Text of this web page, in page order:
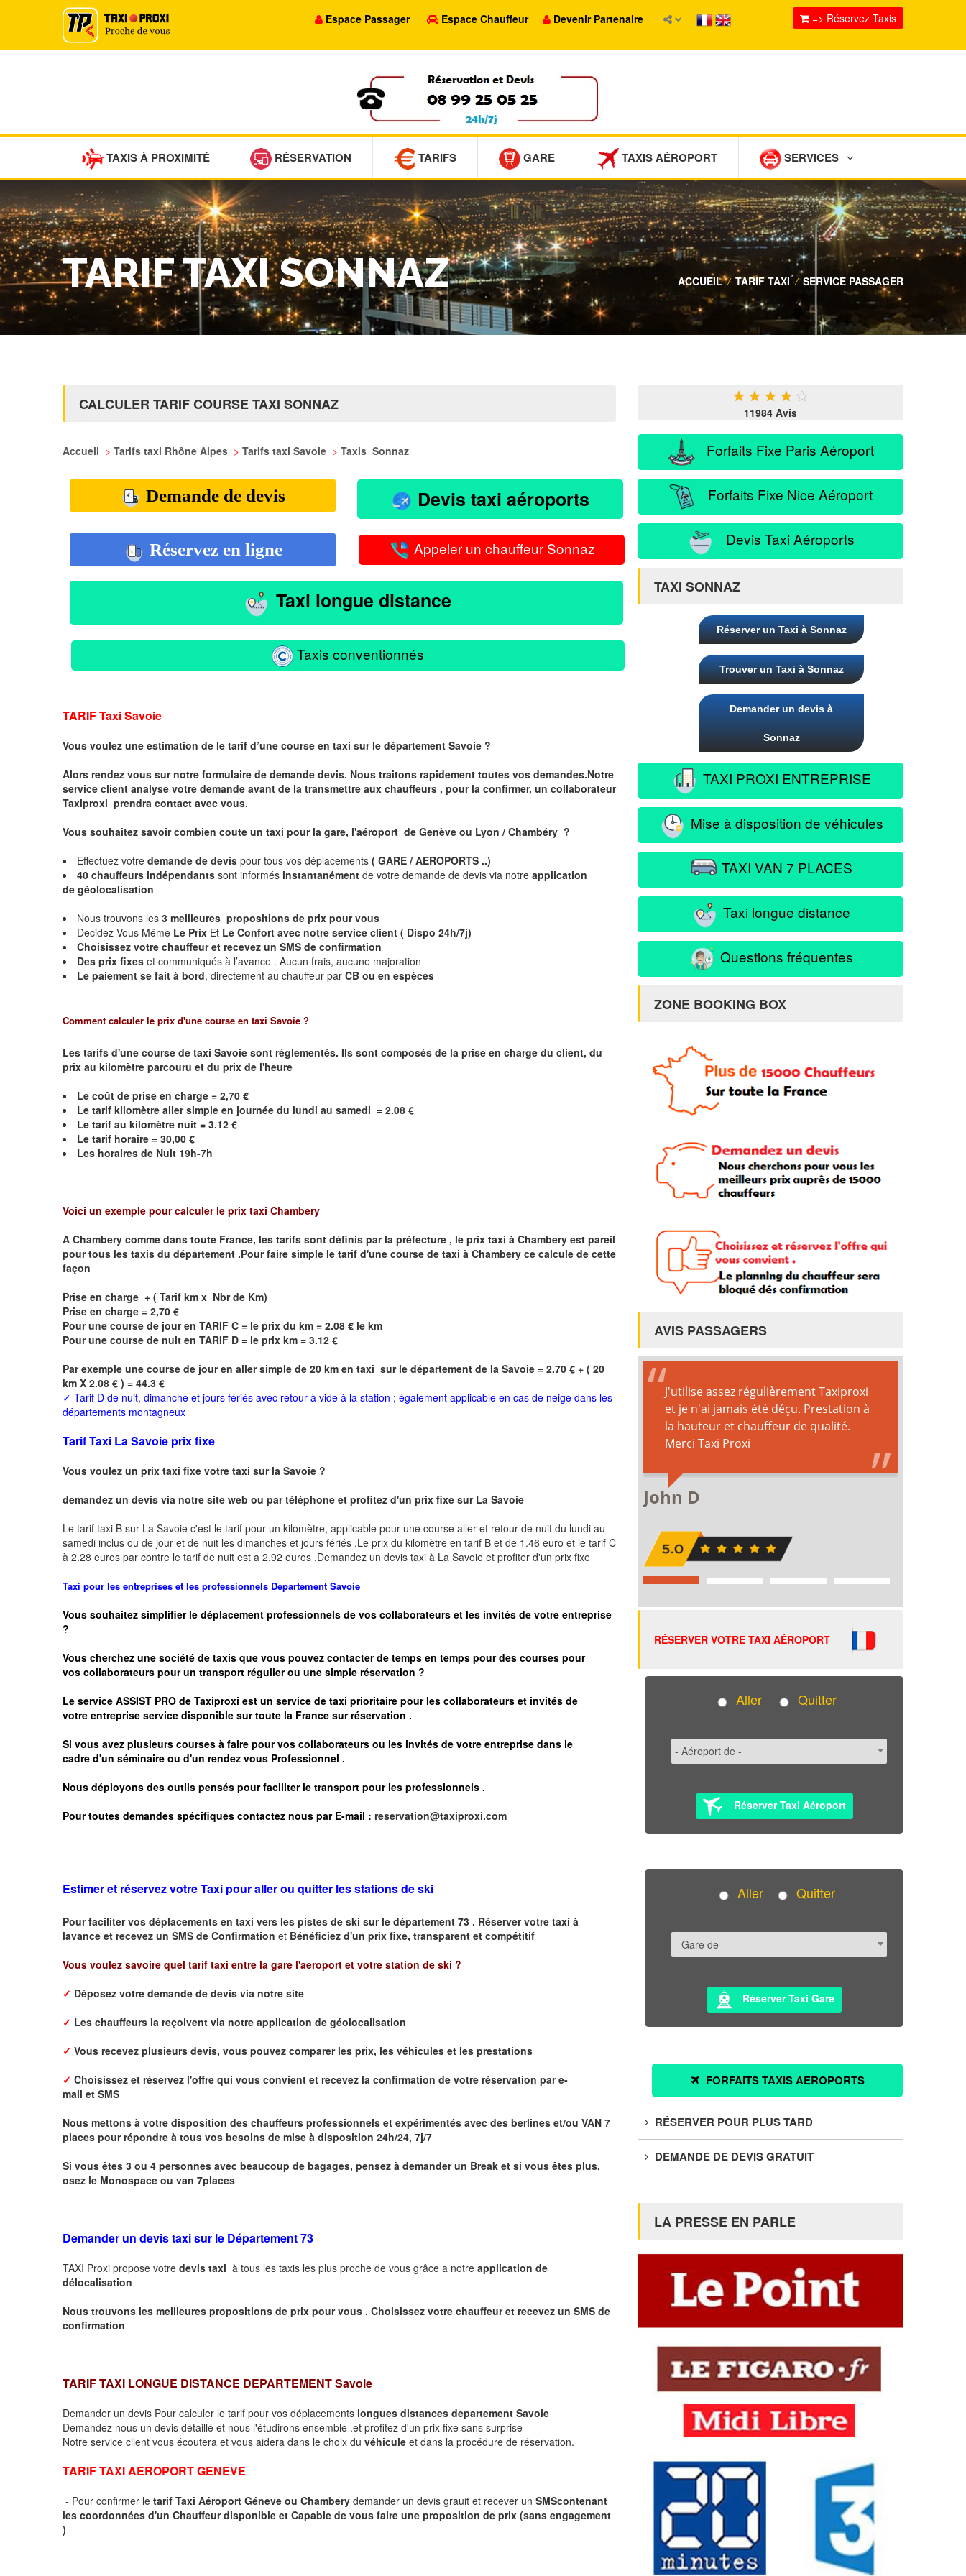
Espace Passager Espace Chauffeur Devenir Partenaire => Réservez Taxis
TAXIS À PROXIMITÉ RÉSERVATION TARIFS GARE TAXIS AÉROPORT SERVICES
TARIF TAXI SONNAZ ACCUEIL / TARIF TAXI / SERVICE PASSAGER
CALCULER TARIF COURSE TAXI SONNAZ
Accueil > Tarifs taxi Rhône Alpes > Tarifs taxi Savoie > Taxis Sonnaz
Demande de devis Devis taxi aéroports
Réservez en ligne Appeler un chauffeur Sonnaz
Taxi longue distance
Taxis conventionnés
TARIF Taxi Savoie
Vous voulez une estimation de le tarif d’une course en taxi sur le département Savoie ?
Alors rendez vous sur notre formulaire de demande devis. Nous traitons rapidement toutes vos demandes.Notre
service client analyse votre demande avant de la transmettre aux chauffeurs , pour la confirmer, un collaborateur
Taxiproxi prendra contact avec vous.
Vous souhaitez savoir combien coute un taxi pour la gare, l'aéroport de Genève ou Lyon / Chambéry ?
Effectuez votre demande de devis pour tous vos déplacements ( GARE / AEROPORTS ..)
40 chauffeurs indépendants sont informés instantanément de votre demande de devis via notre application
de géolocalisation
Nous trouvons les 3 meilleures propositions de prix pour vous
Decidez Vous Même Le Prix Et Le Confort avec notre service client ( Dispo 24h/7j)
Choisissez votre chauffeur et recevez un SMS de confirmation
Des prix fixes et communiqués à l’avance . Aucun frais, aucune majoration
Le paiement se fait à bord, directement au chauffeur par CB ou en espèces
Comment calculer le prix d'une course en taxi Savoie ?
Les tarifs d'une course de taxi Savoie sont réglementés. Ils sont composés de la prise en charge du client, du
prix au kilomètre parcouru et du prix de l'heure
Le coût de prise en charge = 2,70 €
Le tarif kilomètre aller simple en journée du lundi au samedi = 2.08 €
Le tarif au kilomètre nuit = 3.12 €
Le tarif horaire = 30,00 €
Les horaires de Nuit 19h-7h
Voici un exemple pour calculer le prix taxi Chambery
A Chambery comme dans toute France, les tarifs sont définis par la préfecture , le prix taxi à Chambery est pareil
pour tous les taxis du département .Pour faire simple le tarif d'une course de taxi à Chambery ce calcule de cette
façon
Prise en charge + ( Tarif km x Nbr de Km)
Prise en charge = 2,70 €
Pour une course de jour en TARIF C = le prix du km = 2.08 € le km
Pour une course de nuit en TARIF D = le prix km = 3.12 €
Par exemple une course de jour en aller simple de 20 km en taxi sur le département de la Savoie = 2.70 € + ( 20
km X 2.08 € ) = 44.3 €
✓ Tarif D de nuit, dimanche et jours fériés avec retour à vide à la station ; également applicable en cas de neige dans les
départements montagneux
Tarif Taxi La Savoie prix fixe
Vous voulez un prix taxi fixe votre taxi sur la Savoie ?
demandez un devis via notre site web ou par téléphone et profitez d'un prix fixe sur La Savoie
Le tarif taxi B sur La Savoie c'est le tarif pour un kilomètre, applicable pour une course aller et retour de nuit du lundi au
samedi inclus ou de jour et de nuit les dimanches et jours fériés .Le prix du kilomètre en tarif B et de 1.46 euro et le tarif C
à 2.28 euros par contre le tarif de nuit est a 2.92 euros .Demandez un devis taxi à La Savoie et profiter d'un prix fixe
Taxi pour les entreprises et les professionnels Departement Savoie
Vous souhaitez simplifier le déplacement professionnels de vos collaborateurs et les invités de votre entreprise
?
Vous cherchez une société de taxis que vous pouvez contacter de temps en temps pour des courses pour
vos collaborateurs pour un transport régulierou une simple réservation ?
Le service ASSIST PRO de Taxiproxi est un service de taxi prioritaire pour les collaborateurs et invités de
votre entreprise service disponible sur toute la France sur réservation .
Si vous avez plusieurs courses à faire pour vos collaborateurs ou les invités de votre entreprise dans le
cadre d'un séminaire ou d'un rendez vous Professionnel .
Nous déployons des outils pensés pour faciliter le transport pour les professionnels .
Pour toutes demandes spécifiques contactez nous parE-mail : reservation@taxiproxi.com
Estimer et réservez votre Taxi pour aller ou quitter les stations de ski
Pour faciliter vos déplacements en taxi vers les pistes de ski sur le département 73 . Réserver votre taxi à
lavance et recevez un SMS de Confirmation et Bénéficiez d'un prix fixe, transparent et compétitif
Vous voulez savoire quel tarif taxi entre la gare l'aeroport et votre station de ski ?
✓ Déposez votre demande de devis via notre site
✓ Les chauffeurs la reçoivent via notre application de géolocalisation
✓ Vous recevez plusieurs devis, vous pouvez comparer les prix, les véhicules et les prestations
✓ Choisissez et réservez l'offre qui vous convient et recevez la confirmation de votre réservation pare-
mail et SMS
Nous mettons à votre disposition des chauffeurs professionnels et expérimentés avec des berlines et/ou VAN 7
places pour répondre à tous vos besoins de mise à disposition 24h/24, 7j/7
Si vous êtes 3 ou 4 personnes avec beaucoup de bagages, pensez à demander un Break et si vous êtes plus,
osez le Monospace ou van 7places
Demander un devis taxi sur le Département 73
TAXI Proxi propose votre devis taxi à tous les taxis les plus proche de vous grâce a notre application de
délocalisation
Nous trouvons les meilleures propositions de prix pour vous . Choisissez votre chauffeur et recevez un SMS de
confirmation
TARIF TAXI LONGUE DISTANCE DEPARTEMENTSavoie
Demander un devis Pour calculer le tarif pour vos déplacements longues distances departement Savoie
Demandez nous un devis détaillé et nous l'étudirons ensemble .et profitez d'un prix fixe sans surprise
Notre service client vous écoutera et vous aidera dans le choix du véhicule et dans la procédure de réservation.
TARIF TAXI AEROPORT GENEVE
- Pour confirmer le tarif Taxi Aéroport Géneve ou Chambery demander un devis grauit et recever un SMScontenant
les coordonnées d'un Chauffeur disponible et Capable de vous faire une proposition de prix (sans engagement
)
★ ★ ★ ★ ★
11984 Avis
Forfaits Fixe Paris Aéroport
Forfaits Fixe Nice Aéroport
Devis Taxi Aéroports
TAXI SONNAZ
Réserver un Taxi à Sonnaz
Trouver un Taxi à Sonnaz
Demander un devis à
Sonnaz
TAXI PROXI ENTREPRISE
Mise à disposition de véhicules
TAXI VAN 7 PLACES
Taxi longue distance
Questions fréquentes
ZONE BOOKING BOX
AVIS PASSAGERS
RÉSERVER VOTRE TAXI AÉROPORT
Aller Quitter
Réserver Taxi Aéroport
Aller Quitter
Réserver Taxi Gare
FORFAITS TAXIS AEROPORTS
RÉSERVER POUR PLUS TARD
DEMANDE DE DEVIS GRATUIT
LA PRESSE EN PARLE